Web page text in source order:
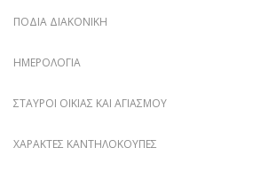
ΠΟΔΙΆ ΔΙΑΚΟΝΙΚΉ
ΗΜΕΡΟΛΌΓΙΑ
ΣΤΑΥΡΟΊ ΟΙΚΊΑΣ ΚΑΙ ΑΓΙΑΣΜΟΎ
ΧΑΡΑΚΤΈΣ ΚΑΝΤΗΛΌΚΟΥΠΕΣ